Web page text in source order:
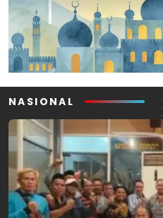
NASIONAL